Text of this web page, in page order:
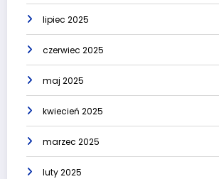
lipiec 2025
czerwiec 2025
maj 2025
kwiecień 2025
marzec 2025
luty 2025